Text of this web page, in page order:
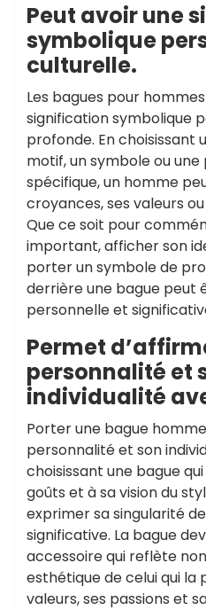
Peut avoir une
symbolique
culturelle.
Les bagues pour
signification symbolique
profonde. En choisissant
motif, un symbole ou
spécifique, un homme
croyances, ses valeurs
Que ce soit pour
important, afficher son
porter un symbole de
derrière une bague peut
personnelle et
Permet
personnalité et
individualité
Porter une bague
personnalité et son
choisissant une bague
goûts et à sa vision du
exprimer sa singularité
significative. La bague
accessoire qui reflète
esthétique de celui qui la
valeurs, ses passions et